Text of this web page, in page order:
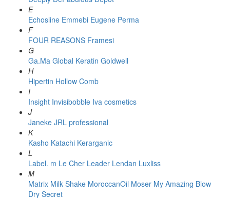
E
Echosline Emmebi Eugene Perma
F
FOUR REASONS Framesi
G
Ga.Ma Global Keratin Goldwell
H
Hipertin Hollow Comb
I
Insight Invisibobble Iva cosmetics
J
Janeke JRL professional
K
Kasho Katachi Kerarganic
L
Label. m Le Cher Leader Lendan Luxliss
M
Matrix Milk Shake MoroccanOil Moser My Amazing Blow
Dry Secret